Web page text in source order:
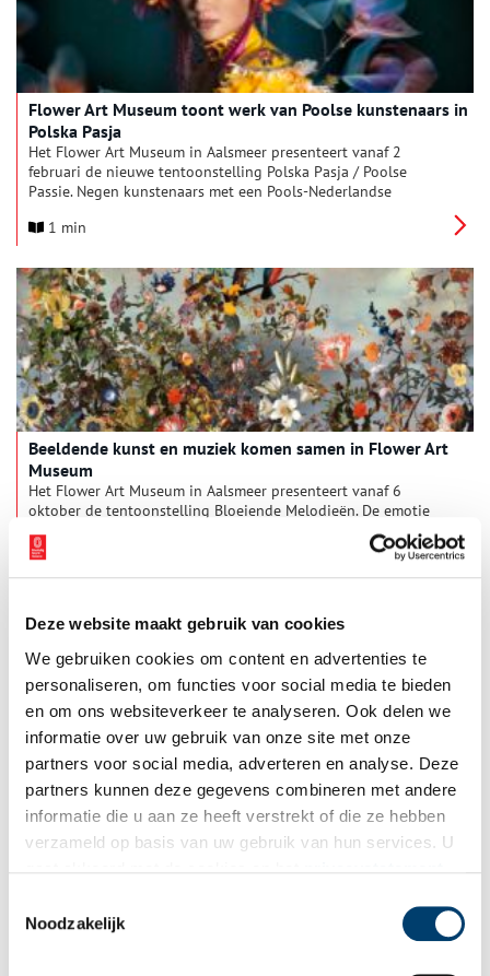
Deze website maakt gebruik van cookies
We gebruiken cookies om content en advertenties te
personaliseren, om functies voor social media te bieden
en om ons websiteverkeer te analyseren. Ook delen we
informatie over uw gebruik van onze site met onze
partners voor social media, adverteren en analyse. Deze
partners kunnen deze gegevens combineren met andere
informatie die u aan ze heeft verstrekt of die ze hebben
verzameld op basis van uw gebruik van hun services. U
Noodzakelijk
Flower Art Museum toont werk van Poolse kunstenaars in
Polska Pasja
Het Flower Art Museum in Aalsmeer presenteert vanaf 2
februari de nieuwe tentoonstelling Polska Pasja / Poolse
Passie. Negen kunstenaars met een Pools-Nederlandse
de natuur hen inspireert. Het werk is een boeiende mix van
1 min
Beeldende kunst en muziek komen samen in Flower Art
Museum
Het Flower Art Museum in Aalsmeer presenteert vanaf 6
oktober de tentoonstelling Bloeiende Melodieën. De emotie
van beeldende kunst wordt in deze expositie verrijkt met de
ervaring van muziek.
Protest in 1938: ‘Wij willen Schiphol houden!’
Je zult het nu niet snel horen zingen, maar in de zomer van
1938 klonk luid en duidelijk uit duizenden kelen: ‘Wij willen
Schiphol houden!’ Marcherend, fietsend, varend, of met de auto